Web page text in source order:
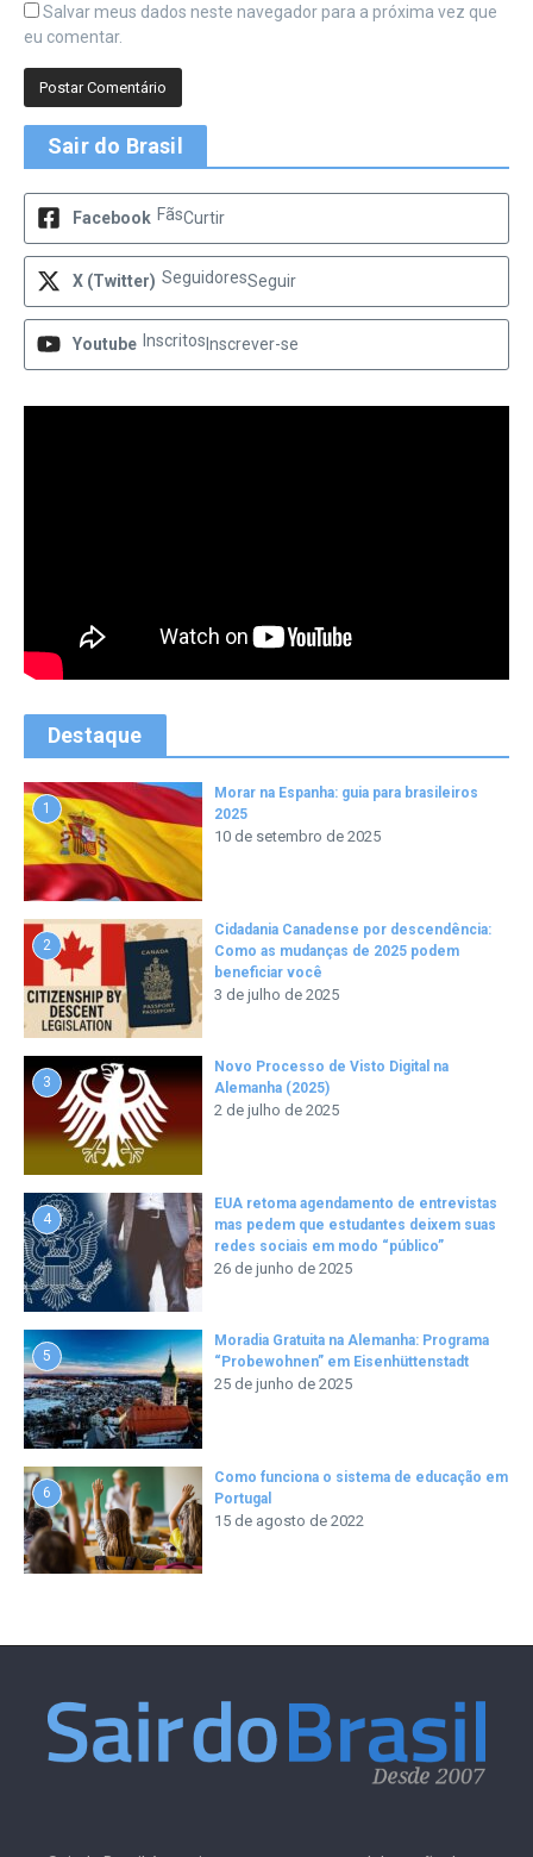
Salvar meus dados neste navegador para a próxima vez que
eu comentar.
Sair do Brasil
Facebook FãsCurtir
X (Twitter) SeguidoresSeguir
Youtube Inscritos Inscrever-se
Destaque
1
Morar na Espanha: guia para brasileiros
2025
10 de setembro de 2025
2
Cidadania Canadense por descendência:
Como as mudanças de 2025 podem
beneficiar você
3 de julho de 2025
3
Novo Processo de Visto Digital na
Alemanha (2025)
2 de julho de 2025
4
EUA retoma agendamento de entrevistas
mas pedem que estudantes deixem suas
redes sociais em modo “público”
26 de junho de 2025
5
Moradia Gratuita na Alemanha: Programa
“Probewohnen” em Eisenhüttenstadt
25 de junho de 2025
6
Como funciona o sistema de educação em
Portugal
15 de agosto de 2022